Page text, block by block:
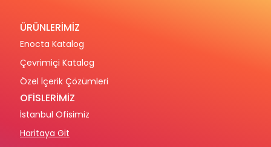
ÜRÜNLERİMİZ
Enocta Katalog
Çevrimiçi Katalog
Özel İçerik Çözümleri
OFİSLERİMİZ
İstanbul Ofisimiz
Haritaya Git